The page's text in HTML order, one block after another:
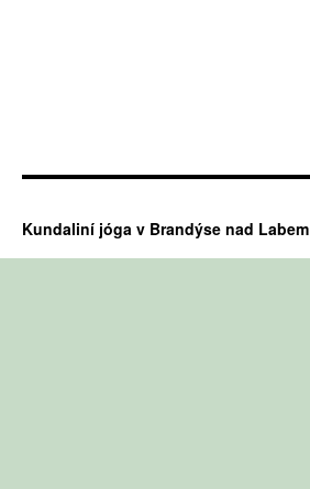
Kundaliní jóga v Brandýse nad Labem